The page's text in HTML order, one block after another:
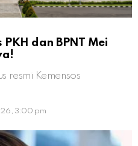
PKH dan BPNT Mei
resmi Kemensos
3:00 pm